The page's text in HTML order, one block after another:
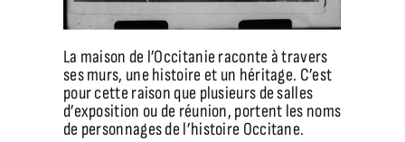
/ Le lieu
La maison de l’Occitanie raconte à travers
ses murs, une histoire et un héritage. C’est
pour cette raison que plusieurs de salles
d’exposition ou de réunion, portent les noms
de personnages de l’histoire Occitane.